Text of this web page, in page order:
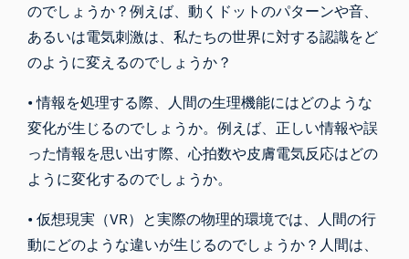
のでしょうか？例えば、動くドットのパターンや音、
あるいは電気刺激は、私たちの世界に対する認識をど
のように変えるのでしょうか？
• 情報を処理する際、人間の生理機能にはどのような
変化が生じるのでしょうか。例えば、正しい情報や誤
った情報を思い出す際、心拍数や皮膚電気反応はどの
ように変化するのでしょうか。
• 仮想現実（VR）と実際の物理的環境では、人間の行
動にどのような違いが生じるのでしょうか？人間は、